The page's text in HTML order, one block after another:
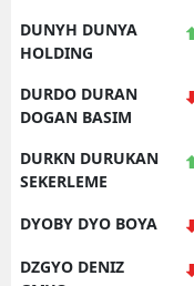
DUNYH DUNYA
HOLDING
DURDO DURAN
DOGAN BASIM
DURKN DURUKAN
SEKERLEME
DYOBY DYO BOYA
DZGYO DENIZ